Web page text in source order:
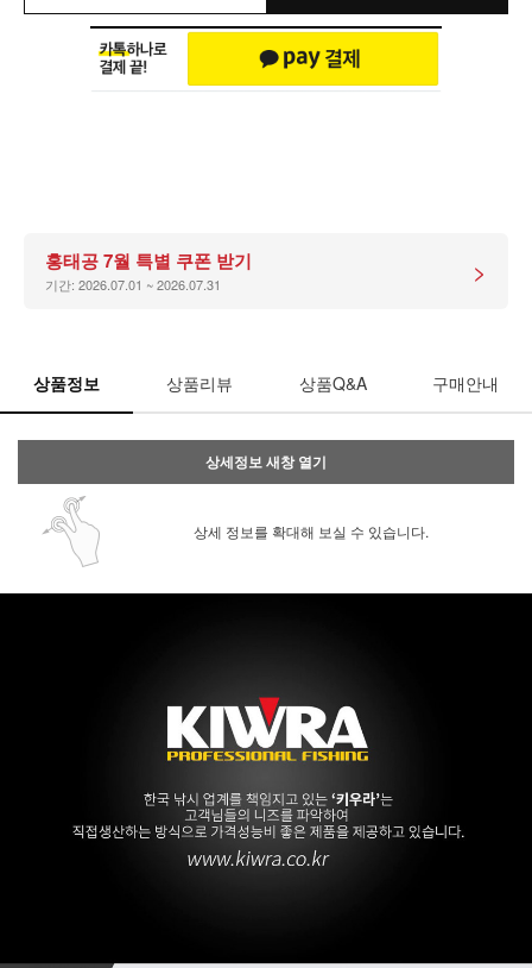
홍태공 7월 특별 쿠폰 받기
기간: 2026.07.01 ~ 2026.07.31 >
상품정보 상품리뷰 상품Q&A 구매안내
상세정보 새창 열기
상세 정보를 확대해 보실 수 있습니다.